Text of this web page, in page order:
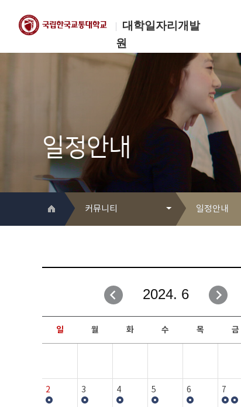
대학일자리개발
원
한국교통대학교
대학일자리개발원
일정안내
커뮤니티
취업성공지원과
창업지원·교육센터
현장실습/IPP사업단
커뮤니티
일정안내
자유게시판
일정안내
보도자료
행사갤러리
2024. 6
일 월 화 수 목 금
2 3 4 5 6 7